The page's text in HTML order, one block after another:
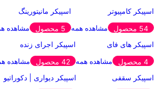
اسپیکر کامپیوتر
54 محصول
مشاهده همه
اسپیکر مانیتورینگ
5 محصول
مشاهده
اسپیکر های فای
4 محصول
مشاهده همه
اسپیکر اجرای زنده
42 محصول
مشاهده
اسپیکر سقفی
اسپیکر دیواری | دکوراتیو